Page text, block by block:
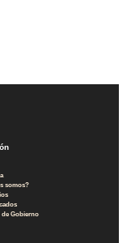
somos?
Gobierno